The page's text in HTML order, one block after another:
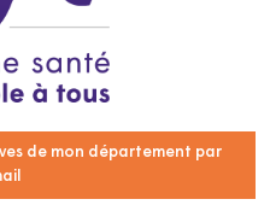
de mon département par